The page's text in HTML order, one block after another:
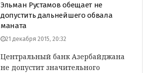
Эльман Рустамов обещает не
допустить дальнейшего обвала
маната
21 декабря 2015, 20:32
Центральный банк Азербайджана
не допустит значительного